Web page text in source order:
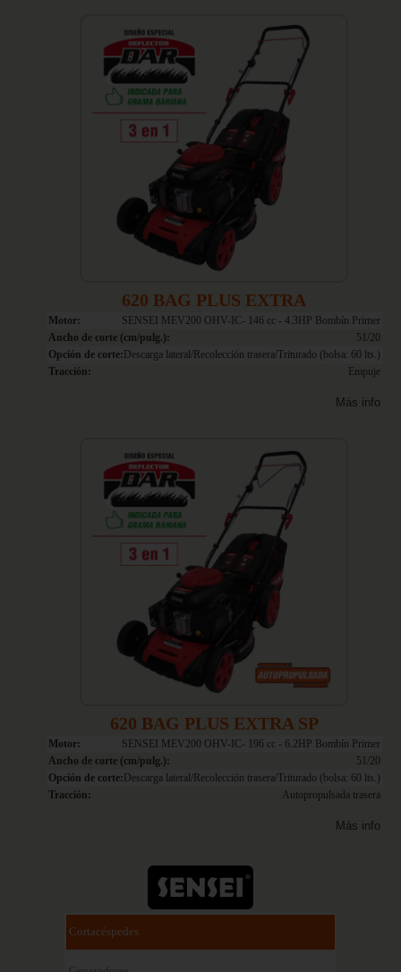
620 BAG PLUS EXTRA
Motor:
SENSEI MEV200 OHV-IC- 146 cc - 4.3HP Bombín Primer
Ancho de corte (cm/pulg.):
51/20
Opción de corte: Descarga lateral/Recolección trasera/Triturado (bolsa: 60 lts.)
Tracción:
Empuje
Más info
620 BAG PLUS EXTRA SP
Motor:
SENSEI MEV200 OHV-IC- 196 cc - 6.2HP Bombín Primer
Ancho de corte (cm/pulg.):
51/20
Opción de corte: Descarga lateral/Recolección trasera/Triturado (bolsa: 60 lts.)
Tracción:
Autopropulsada trasera
Más info
Cortacéspedes